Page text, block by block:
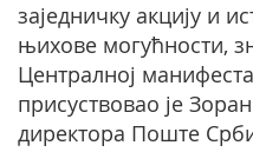
заједничку акцију и
њихове могућности,
Централној
присуствовао је
директора Поште